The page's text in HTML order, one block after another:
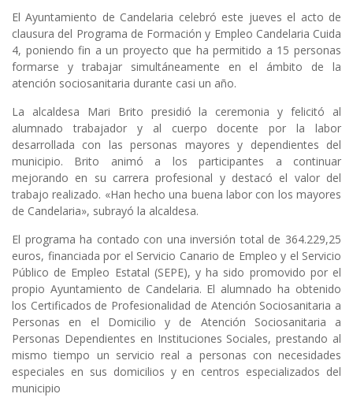
El Ayuntamiento de Candelaria celebró este jueves el acto de
clausura del Programa de Formación y Empleo Candelaria Cuida
4, poniendo fin a un proyecto que ha permitido a 15 personas
formarse y trabajar simultáneamente en el ámbito de la
atención sociosanitaria durante casi un año.
La alcaldesa Mari Brito presidió la ceremonia y felicitó al
alumnado trabajador y al cuerpo docente por la labor
desarrollada con las personas mayores y dependientes del
municipio. Brito animó a los participantes a continuar
mejorando en su carrera profesional y destacó el valor del
trabajo realizado. «Han hecho una buena labor con los mayores
de Candelaria», subrayó la alcaldesa.
El programa ha contado con una inversión total de 364.229,25
euros, financiada por el Servicio Canario de Empleo y el Servicio
Público de Empleo Estatal (SEPE), y ha sido promovido por el
propio Ayuntamiento de Candelaria. El alumnado ha obtenido
los Certificados de Profesionalidad de Atención Sociosanitaria a
Personas en el Domicilio y de Atención Sociosanitaria a
Personas Dependientes en Instituciones Sociales, prestando al
mismo tiempo un servicio real a personas con necesidades
especiales en sus domicilios y en centros especializados del
municipio